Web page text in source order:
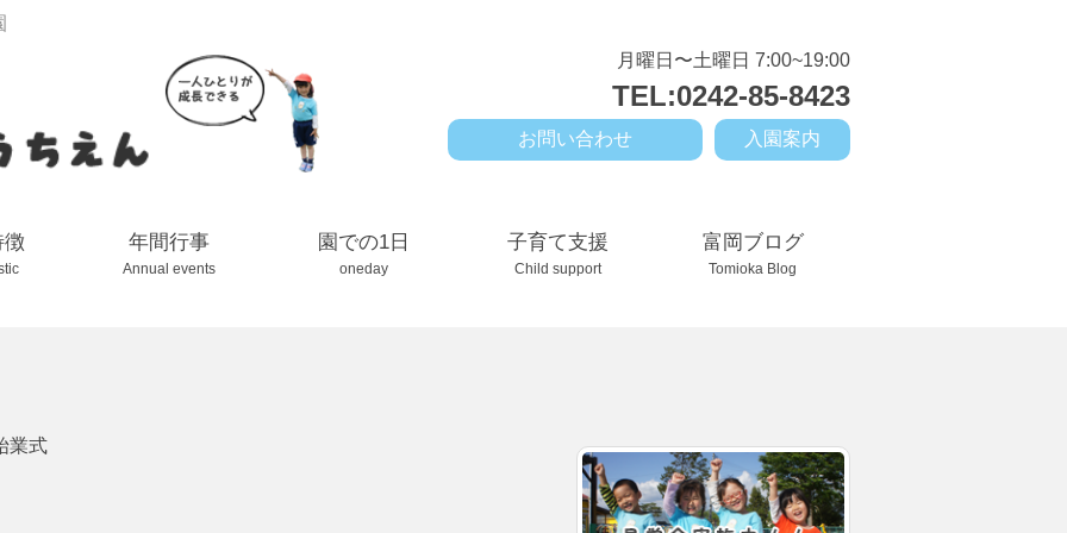
月曜日〜土曜日 7:00~19:00
TEL:0242-85-8423
入園案内
お問い合わせ
徴 年間行事
Annual events
園での1日
oneday
子育て支援
Child support
富岡ブログ
Tomioka Blog
業式